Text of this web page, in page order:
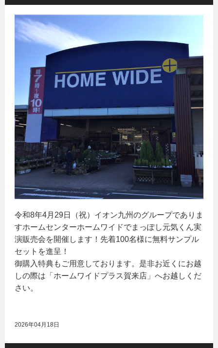
令和8年4月29日（祝）イオン九州のグループでありま
すホームセンターホームワイドでまっぽし元気くん実
演販売会を開催します！先着100名様に無料サンプル
セットを進呈！
御購入特典もご用意しております。是非お近くにお越
しの際は「ホームワイドプラス賀来店」へお越しくだ
さい。
2026年04月18日